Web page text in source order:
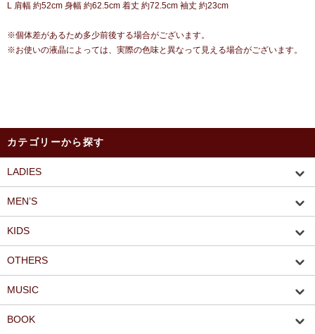
L 肩幅 約52cm 身幅 約62.5cm 着丈 約72.5cm 袖丈 約23cm
※個体差があるため多少前後する場合がございます。
※お使いの液晶によっては、実際の色味と異なって見える場合がございます。
カテゴリーから探す
LADIES
MEN’S
KIDS
OTHERS
MUSIC
BOOK